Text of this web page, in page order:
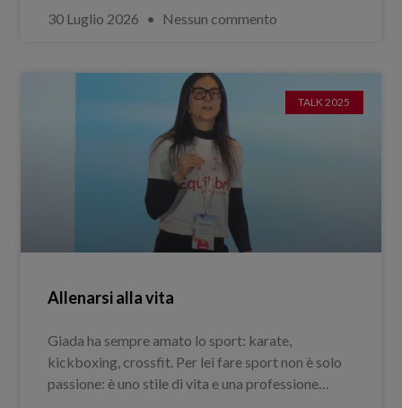
30 Luglio 2026 Nessun commento
TALK 2025
Allenarsi alla vita
Giada ha sempre amato lo sport: karate,
kickboxing, crossfit. Per lei fare sport non è solo
passione: è uno stile di vita e una professione…